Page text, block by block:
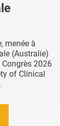
menée à
(Australie)
2026
of Clinical